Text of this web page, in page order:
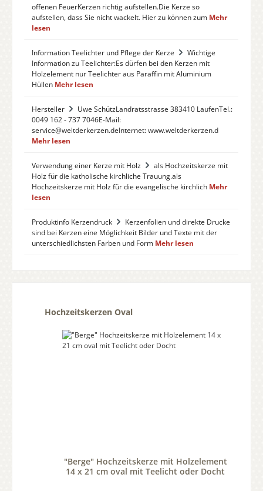
offenen FeuerKerzen richtig aufstellen.Die Kerze so
aufstellen, dass Sie nicht wackelt. Hier zu können zum Mehr
lesen
Information Teelichter und Pflege der Kerze
Wichtige
Information zu Teelichter:Es dürfen bei den Kerzen mit
Holzelement nur Teelichter aus Paraffin mit Aluminium
Hüllen Mehr lesen
Hersteller
Uwe SchützLandratsstrasse 383410 LaufenTel.:
0049 162 - 737 7046E-Mail:
service@weltderkerzen.deInternet: www.weltderkerzen.d
Mehr lesen
Verwendung einer Kerze mit Holz
als Hochzeitskerze mit
Holz für die katholische kirchliche Trauung.als
Hochzeitskerze mit Holz für die evangelische kirchlich Mehr
lesen
Produktinfo Kerzendruck
Kerzenfolien und direkte Drucke
sind bei Kerzen eine Möglichkeit Bilder und Texte mit der
unterschiedlichsten Farben und Form Mehr lesen
Produktgalerie überspringen
Hochzeitskerzen Oval
"Berge" Hochzeitskerze mit Holzelement
14 x 21 cm oval mit Teelicht oder Docht